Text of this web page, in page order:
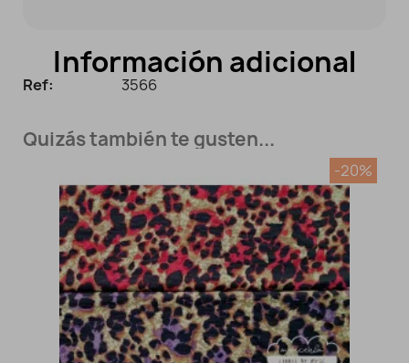
Información adicional
Ref: 3566
Quizás también te gusten...
-20%